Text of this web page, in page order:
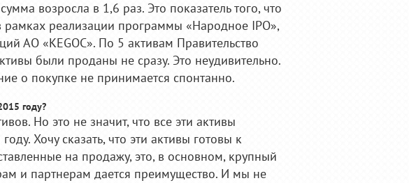
возросла в 1,6 раз. Это показатель того, что
рамках реализации программы «Народное ІРО»,
АО «KEGOC». По 5 активам Правительство
были проданы не сразу. Это неудивительно.
о покупке не принимается спонтанно.
году?
Но это не значит, что все эти активы
Хочу сказать, что эти активы готовы к
на продажу, это, в основном, крупный
и партнерам дается преимущество. И мы не